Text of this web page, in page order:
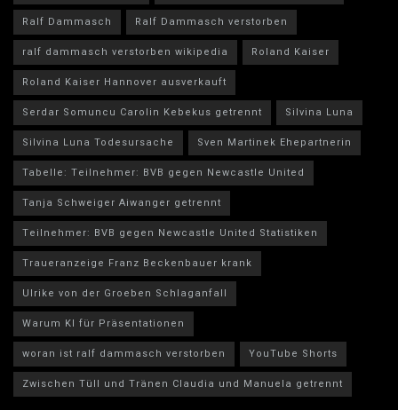
Ralf Dammasch
Ralf Dammasch verstorben
ralf dammasch verstorben wikipedia
Roland Kaiser
Roland Kaiser Hannover ausverkauft
Serdar Somuncu Carolin Kebekus getrennt
Silvina Luna
Silvina Luna Todesursache
Sven Martinek Ehepartnerin
Tabelle: Teilnehmer: BVB gegen Newcastle United
Tanja Schweiger Aiwanger getrennt
Teilnehmer: BVB gegen Newcastle United Statistiken
Traueranzeige Franz Beckenbauer krank
Ulrike von der Groeben Schlaganfall
Warum KI für Präsentationen
woran ist ralf dammasch verstorben
YouTube Shorts
Zwischen Tüll und Tränen Claudia und Manuela getrennt